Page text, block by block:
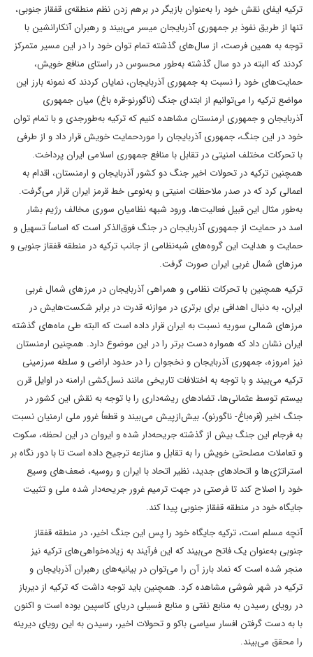
ترکیه ایفای نقش خود را به‌عنوان بازیگر در برهم زدن نظم منطقه‌ی قفقاز جنوبی،
تنها از طریق نفوذ بر جمهوری آذربایجان میسر می‌بیند و رهبران آنکارانشین با
توجه به همین فرصت، از سال‌های گذشته تمام توان خود را در این مسیر متمرکز
کردند که البته در دو سال گذشته به‌طور محسوس در راستای منافع خویش،
حمایت‌های خود را نسبت به جمهوری آذربایجان، نمایان کردند که نمونه بارز این
مواضع ترکیه را می‌توانیم از ابتدای جنگ (ناگورنو-قره باغ) میان جمهوری
آذربایجان و جمهوری ارمنستان مشاهده کنیم که ترکیه به‌طورجدی و با تمام توان
خود در این جنگ، جمهوری آذربایجان را موردحمایت خویش قرار داد و از طرفی
با تحرکات مختلف امنیتی در تقابل با منافع جمهوری اسلامی ایران پرداخت.
همچنین ترکیه در تحولات اخیر جنگ دو کشور آذربایجان و ارمنستان، اقدام به
اعمالی کرد که در صدر ملاحظات امنیتی و به‌نوعی خط قرمز ایران قرار می‌گرفت.
به‌طور مثال این قبیل فعالیت‌ها، ورود شبهه نظامیان سوری مخالف رژیم بشار
اسد در حمایت از جمهوری آذربایجان در جنگ فوق‌الذکر است که اساساً تسهیل و
حمایت و هدایت این گروه‌های شبه‌نظامی از جانب ترکیه در منطقه‌ قفقاز جنوبی و
مرزهای شمال غربی ایران صورت گرفت.
ترکیه همچنین با تحرکات نظامی و همراهی آذربایجان در مرزهای شمال غربی
ایران، به دنبال اهدافی برای برتری در موازنه قدرت در برابر شکست‌هایش در
مرزهای شمالی سوریه نسبت به ایران قرار داده است که البته طی ماه‌های گذشته
ایران نشان داد که همواره دست برتر را در این موضوع دارد. همچنین ارمنستان
نیز امروزه، جمهوری آذربایجان و نخجوان را در حدود اراضی و سلطه سرزمینی
ترکیه می‌بیند و با توجه به اختلافات تاریخی مانند نسل‌کشی ارامنه در اوایل قرن
بیستم توسط عثمانی‌ها، تضادهای ریشه‌داری را با توجه به نقش این کشور در
جنگ اخیر (قره‌باغ- ناگورنو)، بیش‌ازپیش می‌بیند و قطعاً غرور ملی ارمنیان نسبت
به فرجام این جنگ بیش از گذشته جریحه‌دار شده و ایروان در این لحظه، سکوت
و تعاملات مصلحتی خویش را به تقابل و منازعه ترجیح داده است تا با دور نگاه بر
استراتژی‌ها و اتحادهای جدید، نظیر اتحاد با ایران و روسیه، ضعف‌های وسیع
خود را اصلاح کند تا فرصتی در جهت ترمیم غرور جریحه‌دار شده ملی و تثبیت
جایگاه خود در منطقه قفقاز جنوبی پیدا کند.
آنچه مسلم است، ترکیه جایگاه خود را پس این جنگ اخیر، در منطقه قفقاز
جنوبی به‌عنوان یک فاتح می‌بیند که این فرآیند به زیاده‌خواهی‌های ترکیه نیز
منجر شده است که نماد بارز آن را می‌توان در بیانیه‌های رهبران آذربایجان و
ترکیه در شهر شوشی مشاهده کرد. همچنین باید توجه داشت که ترکیه از دیرباز
در رویای رسیدن به منابع نفتی و منابع فسیلی دریای کاسپین بوده است و اکنون
با به دست گرفتن افسار سیاسی باکو و تحولات اخیر، رسیدن به این رویای دیرینه
را محقق می‌بیند.